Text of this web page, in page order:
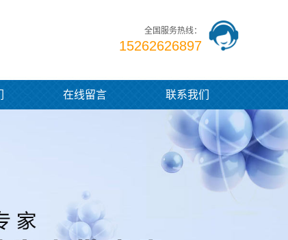
全国服务热线：
15262626897
在线留言 联系我们